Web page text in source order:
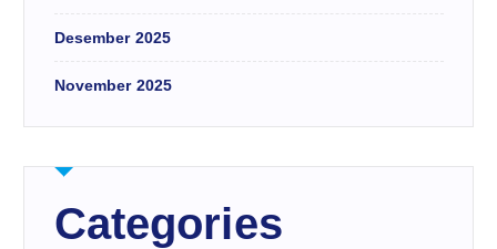
Desember 2025
November 2025
Categories